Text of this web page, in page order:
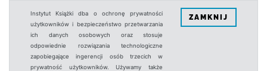
Instytut Książki dba o ochronę prywatności
użytkowników i bezpieczeństwo przetwarzania
ich danych osobowych oraz stosuje
odpowiednie rozwiązania technologiczne
zapobiegające ingerencji osób trzecich w
prywatność użytkowników. Używamy także
ZAMKNIJ